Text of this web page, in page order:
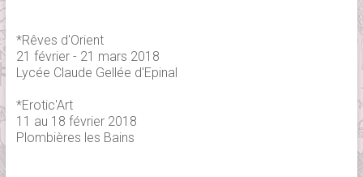
*Rêves d'Orient
21 février - 21 mars 2018
Lycée Claude Gellée d'Epinal
*Erotic'Art
11 au 18 février 2018
Plombières les Bains